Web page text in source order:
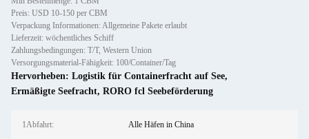
Preis: USD 10-150 per CBM
Verpackung Informationen: Allgemeine Pakete erlaubt
Lieferzeit: wöchentliches Schiff
Zahlungsbedingungen: T/T, Western Union
Versorgungsmaterial-Fähigkeit: 100/Container/Tag
Hervorheben: Logistik für Containerfracht auf See,
Ermäßigte Seefracht, RORO fcl Seebeförderung
1Abfahrt: Alle Häfen in China